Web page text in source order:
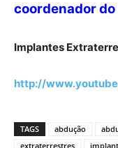
coordenador
Implantes
http://
TAGS abdução
extraterrestres